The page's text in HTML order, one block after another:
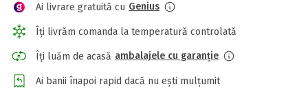
Ai livrare gratuită cu Genius
Îți livrăm comanda la temperatură controlată
Îți luăm de acasă ambalajele cu garanție
Ai banii înapoi rapid dacă nu ești mulțumit